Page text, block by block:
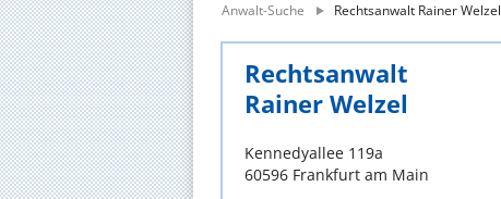
Anwalt-Suche Rechtsanwalt Rainer Welzel
Rechtsanwalt
Rainer Welzel
Kennedyallee 119a
60596 Frankfurt am Main